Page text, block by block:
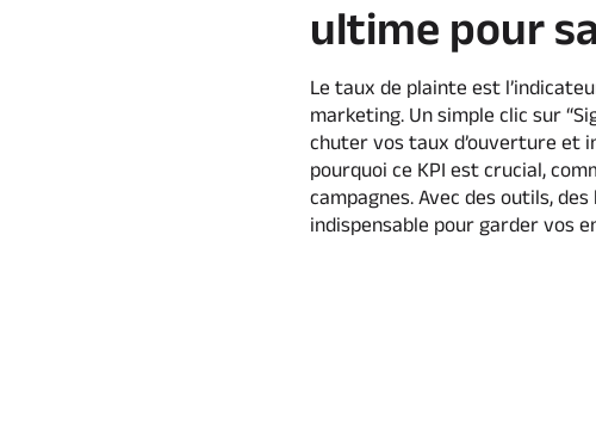
ultime pour
Le taux de plainte est
marketing. Un simple clic sur
chuter vos taux d’ouverture et
pourquoi ce KPI est crucial,
campagnes. Avec des outils,
indispensable pour garder vos